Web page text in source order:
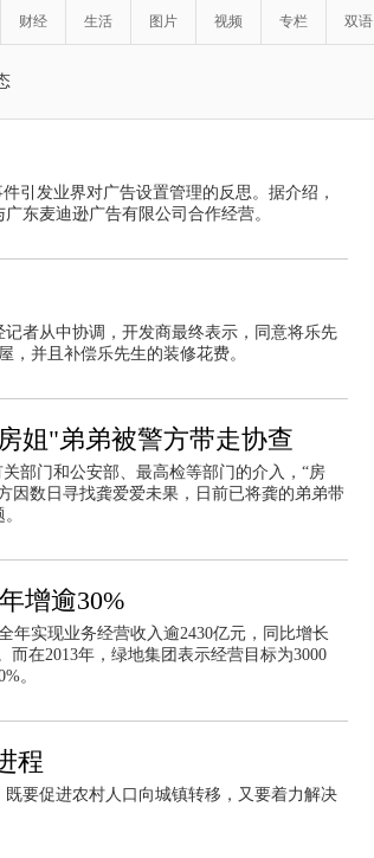
财经 生活 图片 视频 专栏 双语
引发业界对广告设置管理的反思。据介绍，
东麦迪逊广告有限公司合作经营。
者从中协调，开发商最终表示，同意将乐先
，并且补偿乐先生的装修花费。
姐"弟弟被警方带走协查
部门和公安部、最高检等部门的介入，“房
因数日寻找龚爱爱未果，日前已将龚的弟弟带
增逾30%
年实现业务经营收入逾2430亿元，同比增长
在2013年，绿地集团表示经营目标为3000
。
程
要促进农村人口向城镇转移，又要着力解决